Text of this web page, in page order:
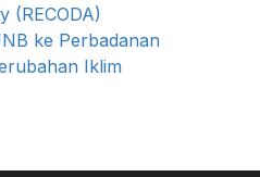
(RECODA)
ke Perbadanan
Iklim